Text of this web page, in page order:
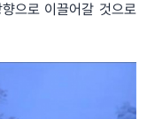
으로 이끌어갈 것으로